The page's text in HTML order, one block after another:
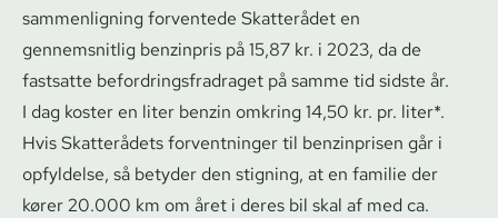
sammenligning forventede Skatterådet en
gennemsnitlig benzinpris på 15,87 kr. i 2023, da de
fastsatte be­for­drings­fradra­get på samme tid sidste år.
I dag koster en liter benzin omkring 14,50 kr. pr. liter*.
Hvis Skatterådets forventninger til benzinprisen går i
opfyldelse, så betyder den stigning, at en familie der
kører 20.000 km om året i deres bil skal af med ca.